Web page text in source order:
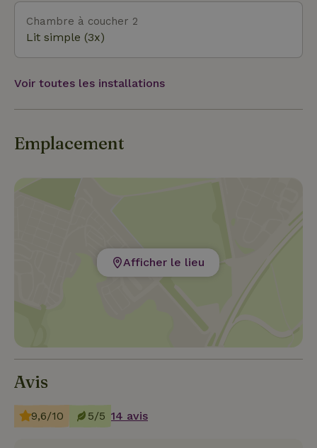
Chambre à coucher 2
Lit simple (3x)
Voir toutes les installations
Emplacement
Afficher le lieu
Avis
9,6/10 5/5 14 avis